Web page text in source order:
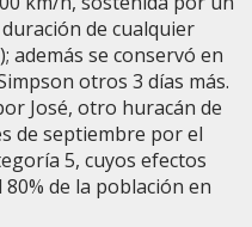
de cualquier
además se conservó en
otros 3 días más.
José, otro huracán de
de septiembre por el
5, cuyos efectos
de la población en